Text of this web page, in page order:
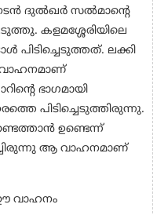
നടൻ ദുൽഖർ സൽമാന്റെ
കളമശ്ശേരിയിലെ
പിടിച്ചെടുത്തത്. ലക്കി
വാഹനമാണ്
ഭാഗമായി
പിടിച്ചെടുത്തിരുന്നു.
ഉണ്ടെന്ന്
ആ വാഹനമാണ്
വാഹനം